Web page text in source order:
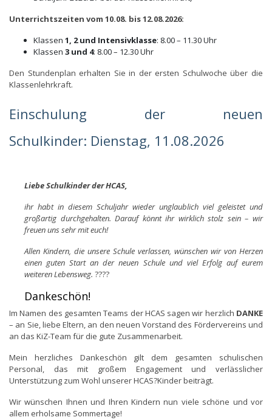
Unterrichtszeiten vom 10.08. bis 12.08.2026:
Klassen 1, 2 und Intensivklasse: 8.00 – 11.30 Uhr
Klassen 3 und 4: 8.00 – 12.30 Uhr
Den Stundenplan erhalten Sie in der ersten Schulwoche über die
Klassenlehrkraft.
Einschulung der neuen
Schulkinder: Dienstag, 11.08.2026
Liebe Schulkinder der HCAS,
ihr habt in diesem Schuljahr wieder unglaublich viel geleistet und
großartig durchgehalten. Darauf könnt ihr wirklich stolz sein – wir
freuen uns sehr mit euch!
Allen Kindern, die unsere Schule verlassen, wünschen wir von Herzen
einen guten Start an der neuen Schule und viel Erfolg auf eurem
weiteren Lebensweg. ????
Dankeschön!
Im Namen des gesamten Teams der HCAS sagen wir herzlich DANKE
– an Sie, liebe Eltern, an den neuen Vorstand des Fördervereins und
an das KiZ-Team für die gute Zusammenarbeit.
Mein herzliches Dankeschön gilt dem gesamten schulischen
Personal, das mit großem Engagement und verlässlicher
Unterstützung zum Wohl unserer HCAS?Kinder beiträgt.
Wir wünschen Ihnen und Ihren Kindern nun viele schöne und vor
allem erholsame Sommertage!